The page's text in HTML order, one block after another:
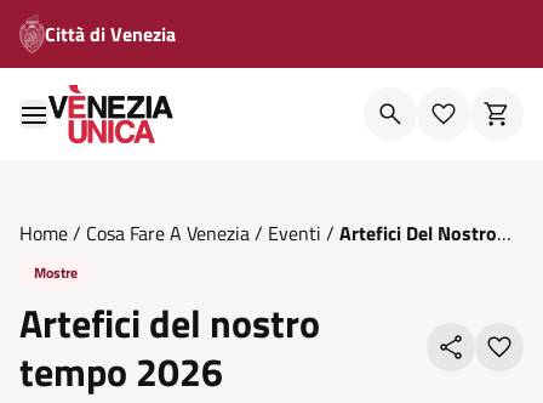
Città di Venezia
Home/ Cosa Fare A Venezia/ Eventi / Artefici Del Nostro
Tempo 2026
Mostre
Artefici del nostro
tempo 2026